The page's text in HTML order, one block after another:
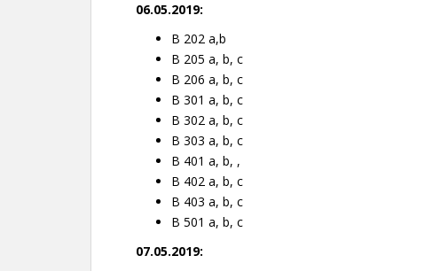
06.05.2019:
B 202 a,b
B 205 a, b, c
B 206 a, b, c
B 301 a, b, c
B 302 a, b, c
B 303 a, b, c
B 401 a, b, ,
B 402 a, b, c
B 403 a, b, c
B 501 a, b, c
07.05.2019: